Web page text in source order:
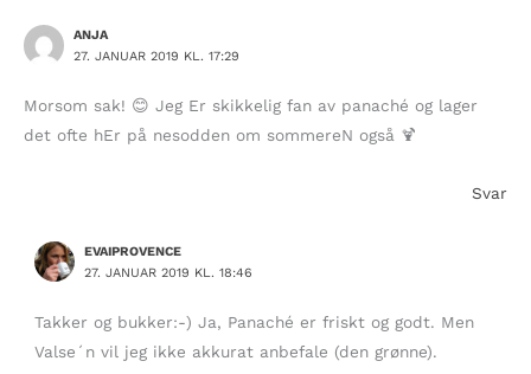
ANJA
27. JANUAR 2019 KL. 17:29
Morsom sak! 😊 Jeg Er skikkelig fan av panaché og lager
det ofte hEr på nesodden om sommereN også 🍹
Svar
EVAIPROVENCE
27. JANUAR 2019 KL. 18:46
Takker og bukker:-) Ja, Panaché er friskt og godt. Men
Valse´n vil jeg ikke akkurat anbefale (den grønne).